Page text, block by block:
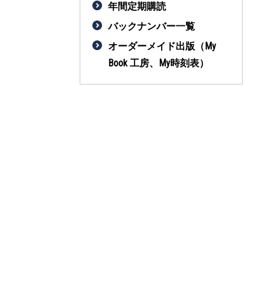
年間定期購読
バックナンバー一覧
オーダーメイド出版（My
Book 工房、My時刻表）